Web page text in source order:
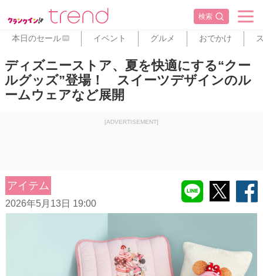
検索
本日のセール PR イベント グルメ おでかけ
ディズニーストア、夏を快適にする“クー
ルグッズ”登場！ スイーツデザインのル
ームウェアなど展開
[ADVERTISEMENT]
アイテム
2026年5月13日 19:00